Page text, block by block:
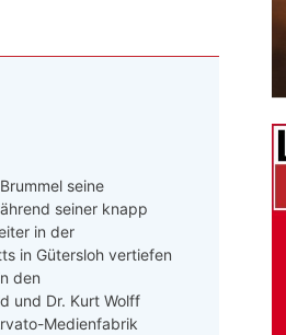
seine
seiner knapp
in der
in Gütersloh vertiefen
den
und Dr. Kurt Wolff
Medienfabrik